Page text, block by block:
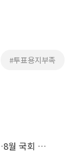
#투표용지부족
'선관위 특검' 합의했지만 '형소법'은 강행…8월 국회 '입법 2차전' 예고